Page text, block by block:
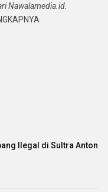
Nawalamedia.id.
Ilegal di Sultra Anton